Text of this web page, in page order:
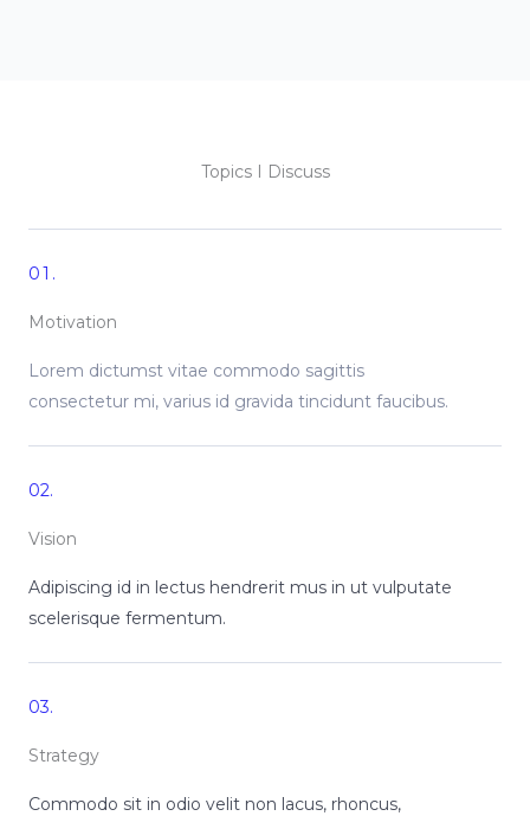
Topics I Discuss
01.
Motivation
Lorem dictumst vitae commodo sagittis
consectetur mi, varius id gravida tincidunt faucibus.
02.
Vision
Adipiscing id in lectus hendrerit mus in ut vulputate
scelerisque fermentum.
03.
Strategy
Commodo sit in odio velit non lacus, rhoncus,